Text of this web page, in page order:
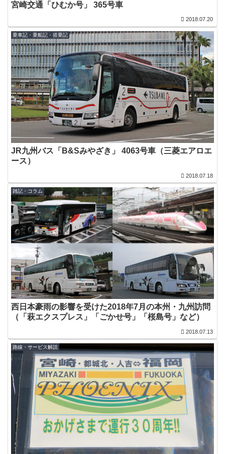
宮崎交通「ひむか号」 365号車
2018.07.20
乗車記・乗船記・搭乗記
JR九州バス「B&Sみやざき」 4063号車（三菱エアロエ
ース）
2018.07.18
雑記・コラム
西日本豪雨の影響を受けた2018年7月の本州・九州訪問
（「萩エクスプレス」「ごかせ号」「桜島号」など）
2018.07.13
路線・サービス解説